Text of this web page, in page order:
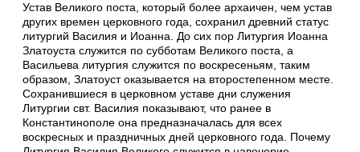
Устав Великого поста, который более архаичен, чем устав
других времен церковного года, сохранил древний статус
литургий Василия и Иоанна. До сих пор Литургия Иоанна
Златоуста служится по субботам Великого поста, а
Васильева литургия служится по воскресеньям, таким
образом, Златоуст оказывается на второстепенном месте.
Сохранившиеся в церковном уставе дни служения
Литургии свт. Василия показывают, что ранее в
Константинополе она предназначалась для всех
воскресных и праздничных дней церковного года. Почему